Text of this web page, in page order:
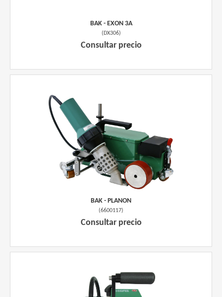
BAK - EXON 3A
( DX306)
Consultar precio
BAK - PLANON
(6600117)
Consultar precio